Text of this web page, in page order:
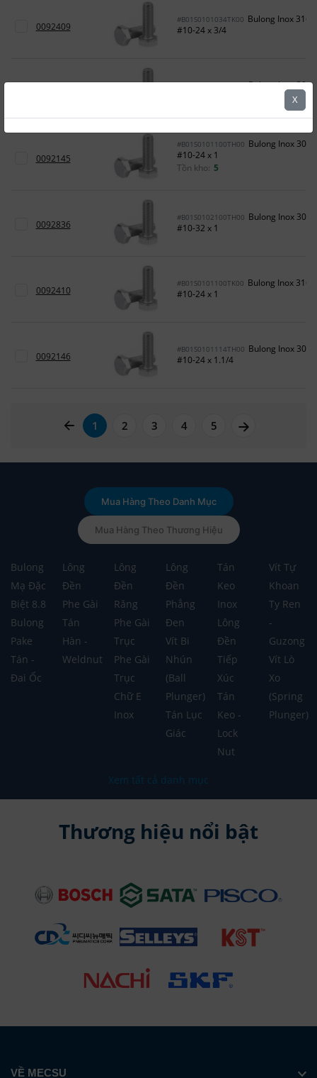
0092409
#B01S0101034TK00 Bulong Inox 316
#10-24 x 3/4
#B01S0102078TH00 Bulong Inox 304
0092145
#B01S0101100TH00 Bulong Inox 304
#10-24 x 1
Tồn kho: 5
0092836
#B01S0102100TH00 Bulong Inox 304
#10-32 x 1
0092410
#B01S0101100TK00 Bulong Inox 316
#10-24 x 1
0092146
#B01S0101114TH00 Bulong Inox 304
#10-24 x 1.1/4
page left arrow
1 2 3 4 5
Mua Hàng Theo Danh Mục
Mua Hàng Theo Thương Hiệu
Bulong
Mạ Đặc
Biệt 8.8
Bulong
Pake
Tán -
Đai Ốc
Lông
Đền
Phe Gài
Tán
Hàn -
Weldnut
Lông
Đền
Răng
Phe Gài
Trục
Phe Gài
Trục
Chữ E
Inox
Lông
Đền
Phẳng
Đen
Vít Bi
Nhún
(Ball
Plunger)
Tán Lục
Giác
Tán
Keo
Inox
Lông
Đền
Tiếp
Xúc
Tán
Keo -
Lock
Nut
Vít Tự
Khoan
Ty Ren
-
Guzong
Vít Lò
Xo
(Spring
Plunger)
Xem tất cả danh mục
Thương hiệu nổi bật
VỀ MECSU
X